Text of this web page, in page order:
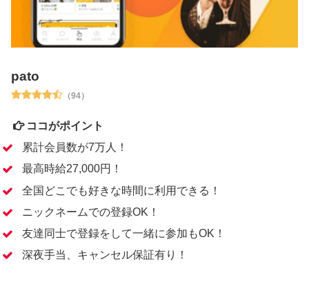
pato
（94）
ココがポイント
累計会員数が7万人！
最高時給27,000円！
全国どこでも好きな時間に利用できる！
ニックネームでの登録OK！
友達同士で登録をして一緒に参加もOK！
深夜手当、キャンセル保証有り！